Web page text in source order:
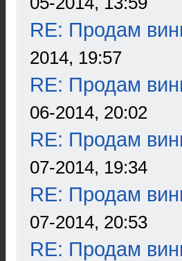
RE: Продам
2014, 19:57
RE: Продам
06-2014, 20:02
RE: Продам
07-2014, 19:34
RE: Продам
07-2014, 20:53
RE: Продам